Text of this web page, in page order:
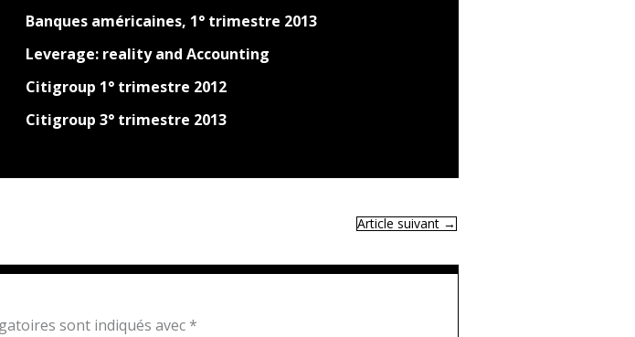
Banques américaines, 1° trimestre 2013
Leverage: reality and Accounting
Citigroup 1° trimestre 2012
Citigroup 3° trimestre 2013
Article suivant →
sont indiqués avec *